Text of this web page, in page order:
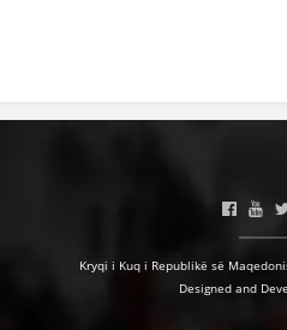
Kryqi i Kuq i Republikë së
Designed and